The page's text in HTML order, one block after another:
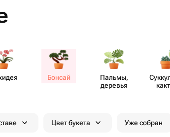
Бонсай
Пальмы,
деревья
Цвет букета Уже собран